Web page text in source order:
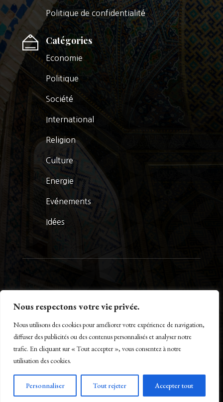
Nous respectons votre vie privée.
Nous utilisons des cookies pour améliorer votre expérience de navigation,
diffuser des publicités ou des contenus personnalisés et analyser notre
trafic. En cliquant sur « Tout accepter », vous consentez à notre
utilisation des cookies.
Personnaliser Tout rejeter Accepter tout
Politique de confidentialité
Catégories
Economie
Politique
Société
International
Religion
Culture
Energie
Evénements
Idées
Créé par Maestro of IT – www.m-o-i.fr